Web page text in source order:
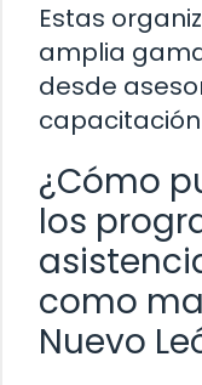
Estas
amplia
desde
¿Cómo
los
como
Nuevo